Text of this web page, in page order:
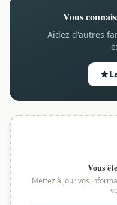
Vous
Aidez d'autres
Vous
Mettez à jour vos